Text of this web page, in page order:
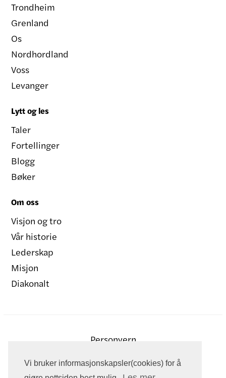
Vi bruker informasjonskapsler(cookies) for å
Trondheim
Grenland
Os
Nordhordland
Voss
Levanger
Lytt og les
Taler
Fortellinger
Blogg
Bøker
Om oss
Visjon og tro
Vår historie
Lederskap
Misjon
Diakonalt
Personvern